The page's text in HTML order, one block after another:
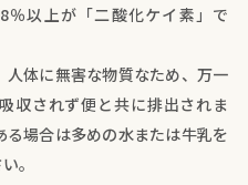
％以上が「二酸化ケイ素」で
体に無害な物質なため、万一
収されず便と共に排出されま
場合は多めの水または牛乳を
。